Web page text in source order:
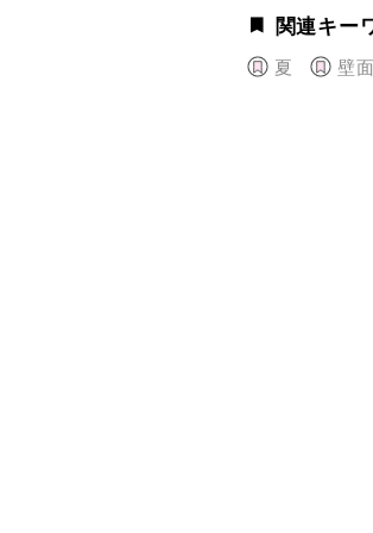
関連キー
夏 壁面